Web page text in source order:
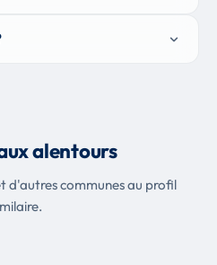
alentours
d'autres communes au profil